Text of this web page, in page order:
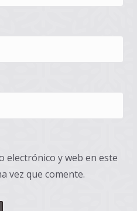
electrónico y web en este
vez que comente.